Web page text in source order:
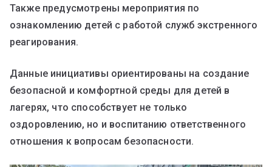
Также предусмотрены мероприятия по
ознакомлению детей с работой служб экстренного
реагирования.
Данные инициативы ориентированы на создание
безопасной и комфортной среды для детей в
лагерях, что способствует не только
оздоровлению, но и воспитанию ответственного
отношения к вопросам безопасности.